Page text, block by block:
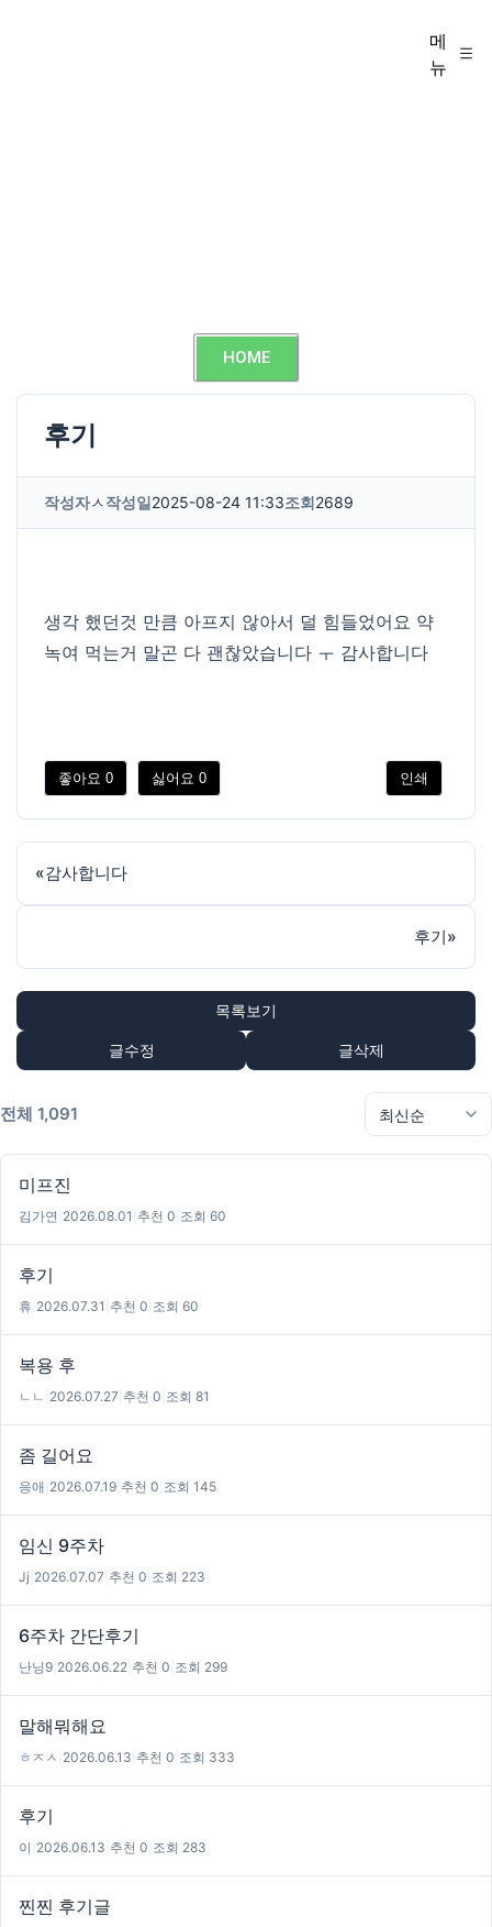
메
뉴
HOME
후기
작성자ㅅ작성일2025-08-24 11:33조회2689
생각 했던것 만큼 아프지 않아서 덜 힘들었어요 약
녹여 먹는거 말곤 다 괜찮았습니다 ㅜ 감사합니다
좋아요 0 싫어요 0 인쇄
«감사합니다
후기»
목록보기
글수정 글삭제
전체 1,091
미프진
김가연 2026.08.01 추천 0 조회 60
후기
휴 2026.07.31 추천 0 조회 60
복용 후
ㄴㄴ 2026.07.27 추천 0 조회 81
좀 길어요
응애 2026.07.19 추천 0 조회 145
임신 9주차
Jj 2026.07.07 추천 0 조회 223
6주차 간단후기
난닝9 2026.06.22 추천 0 조회 299
말해뭐해요
ㅎㅈㅅ 2026.06.13 추천 0 조회 333
후기
이 2026.06.13 추천 0 조회 283
찐찐 후기글